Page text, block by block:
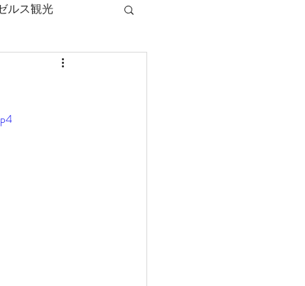
ルス観光
サンディエゴ情報